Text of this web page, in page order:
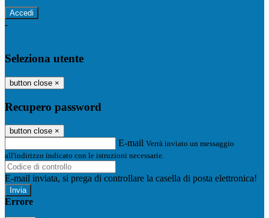
-
Seleziona utente
button close ×
Recupero password
button close ×
E-mail Verrà inviato un messaggio
all'indirizzo indicato con le istruzioni necessarie.
E-mail inviata, si prega di controllare la casella di posta elettronica!
Errore